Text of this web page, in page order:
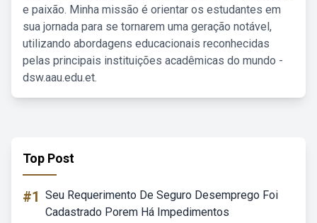
e paixão. Minha missão é orientar os estudantes em
sua jornada para se tornarem uma geração notável,
utilizando abordagens educacionais reconhecidas
pelas principais instituições acadêmicas do mundo -
dsw.aau.edu.et.
Top Post
#1 Seu Requerimento De Seguro Desemprego Foi
Cadastrado Porem Há Impedimentos